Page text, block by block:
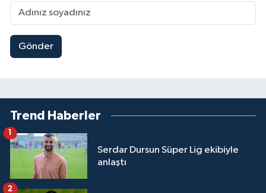
Gönder
Trend Haberler
Serdar Dursun Süper Lig ekibiyle
anlaştı
2